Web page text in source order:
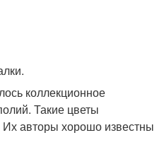
коллекционное
Такие цветы
авторы хорошо известны